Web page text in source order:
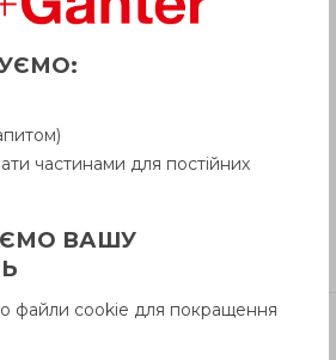
частинами для постійних
ВАШУ
файли cookie для покращення